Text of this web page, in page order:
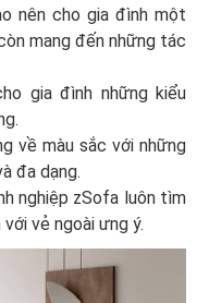
nên cho gia đình một
mang đến những tác
gia đình những kiểu
về màu sắc với những
đa dạng.
nghiệp zSofa luôn tìm
vẻ ngoài ưng ý.